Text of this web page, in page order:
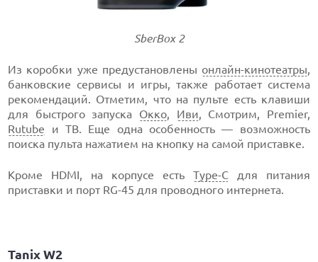
SberBox 2
Из коробки уже предустановлены онлайн-кинотеатры,
банковские сервисы и игры, также работает система
рекомендаций. Отметим, что на пульте есть клавиши
для быстрого запуска Окко, Иви, Смотрим, Premier,
Rutube и ТВ. Еще одна особенность — возможность
поиска пульта нажатием на кнопку на самой приставке.
Кроме HDMI, на корпусе есть Type-Cдля питания
приставки и порт RG-45 для проводного интернета.
Tanix W2